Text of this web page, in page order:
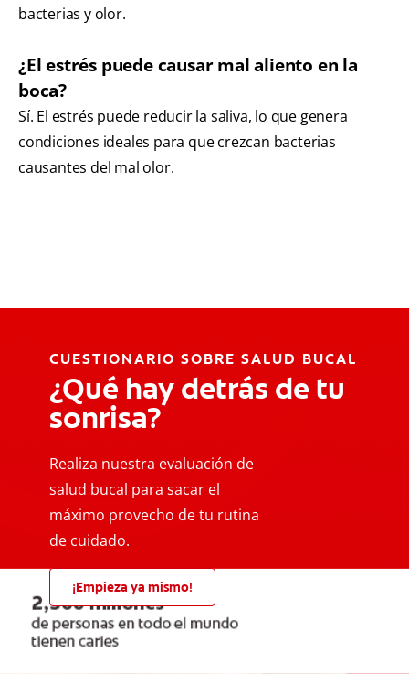
bacterias y olor.
¿El estrés puede causar mal aliento en la
boca?
Sí. El estrés puede reducir la saliva, lo que genera
condiciones ideales para que crezcan bacterias
causantes del mal olor.
CUESTIONARIO SOBRE SALUD BUCAL
¿Qué hay detrás de tu
sonrisa?
Realiza nuestra evaluación de
salud bucal para sacar el
máximo provecho de tu rutina
de cuidado.
¡Empieza ya mismo!